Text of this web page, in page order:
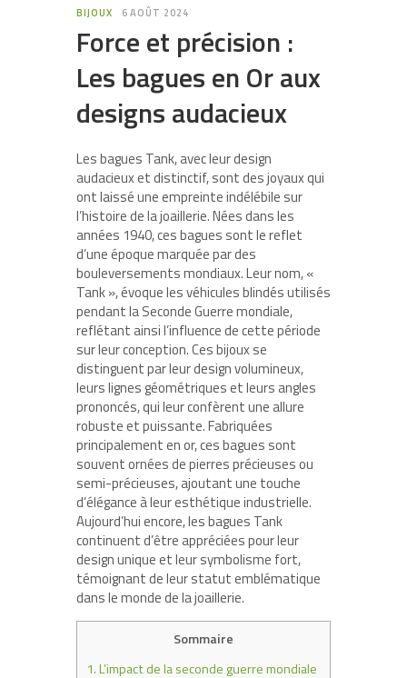
BIJOUX 6 AOÛT 2024
Force et précision :
Les bagues en Or aux
designs audacieux
Les bagues Tank, avec leur design
audacieux et distinctif, sont des joyaux qui
ont laissé une empreinte indélébile sur
l’histoire de la joaillerie. Nées dans les
années 1940, ces bagues sont le reflet
d’une époque marquée par des
bouleversements mondiaux. Leur nom, «
Tank », évoque les véhicules blindés utilisés
pendant la Seconde Guerre mondiale,
reflétant ainsi l’influence de cette période
sur leur conception. Ces bijoux se
distinguent par leur design volumineux,
leurs lignes géométriques et leurs angles
prononcés, qui leur confèrent une allure
robuste et puissante. Fabriquées
principalement en or, ces bagues sont
souvent ornées de pierres précieuses ou
semi-précieuses, ajoutant une touche
d’élégance à leur esthétique industrielle.
Aujourd’hui encore, les bagues Tank
continuent d’être appréciées pour leur
design unique et leur symbolisme fort,
témoignant de leur statut emblématique
dans le monde de la joaillerie.
Sommaire
1.L’impact de la seconde guerre mondiale